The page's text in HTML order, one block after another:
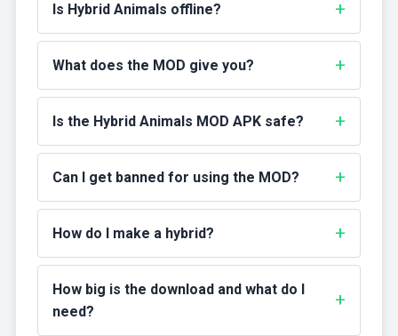
Is Hybrid Animals offline?
What does the MOD give you?
Is the Hybrid Animals MOD APK safe?
Can I get banned for using the MOD?
How do I make a hybrid?
How big is the download and what do I
need?